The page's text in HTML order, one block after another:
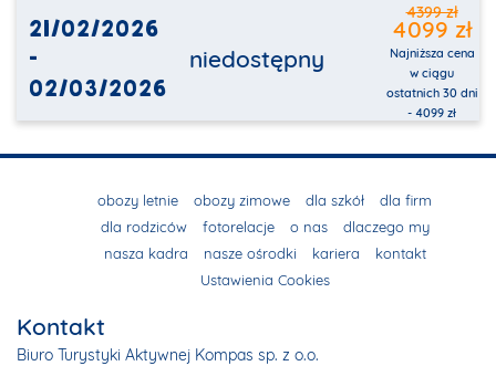
21/02/2026
-
02/03/2026
niedostępny
4399 zł
4099 zł
Najniższa cena
w ciągu
ostatnich 30 dni
- 4099 zł
obozy letnie obozy zimowe dla szkół
dla firm
dla rodziców
fotorelacje o nas
dlaczego my
nasza kadra
nasze ośrodki kariera
kontakt
Ustawienia Cookies
Kontakt
Biuro Turystyki Aktywnej Kompas sp. z o.o.